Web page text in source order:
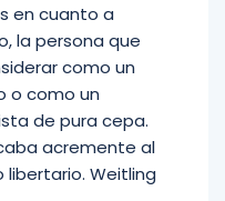
en cuanto a
la persona que
como un
o como un
de pura cepa.
acremente al
Weitling